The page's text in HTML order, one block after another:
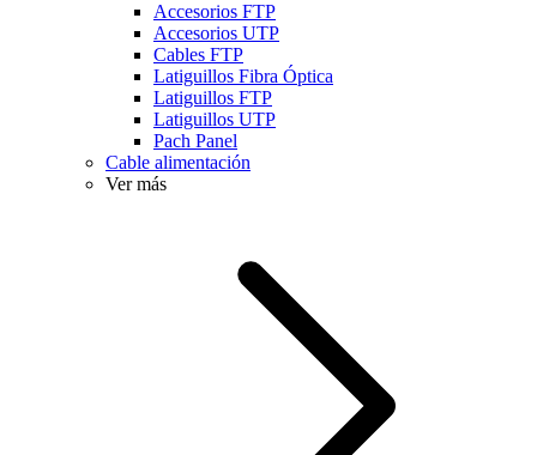
Accesorios FTP
Accesorios UTP
Cables FTP
Latiguillos Fibra Óptica
Latiguillos FTP
Latiguillos UTP
Pach Panel
Cable alimentación
Ver más